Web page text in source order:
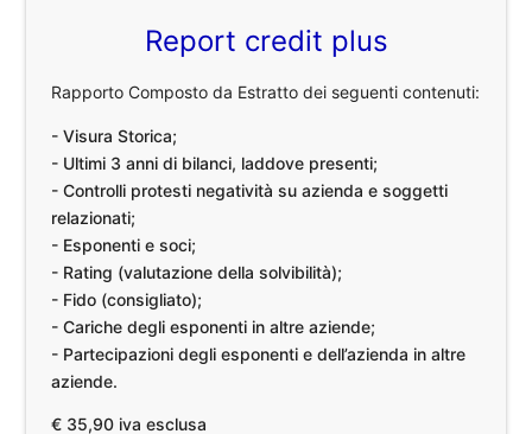
Report credit plus
Rapporto Composto da Estratto dei seguenti contenuti:
- Visura Storica;
- Ultimi 3 anni di bilanci, laddove presenti;
- Controlli protesti negatività su azienda e soggetti
relazionati;
- Esponenti e soci;
- Rating (valutazione della solvibilità);
- Fido (consigliato);
- Cariche degli esponenti in altre aziende;
- Partecipazioni degli esponenti e dell’azienda in altre
aziende.
€ 35,90 iva esclusa